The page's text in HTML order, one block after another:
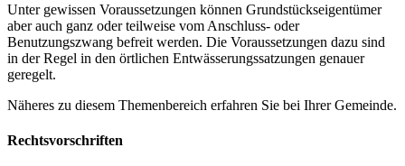
Unter gewissen Voraussetzungen können Grundstückseigentümer
aber auch ganz oder teilweise vom Anschluss- oder
Benutzungszwang befreit werden. Die Voraussetzungen dazu sind
in der Regel in den örtlichen Entwässerungssatzungen genauer
geregelt.
Näheres zu diesem Themenbereich erfahren Sie bei Ihrer Gemeinde.
Rechtsvorschriften